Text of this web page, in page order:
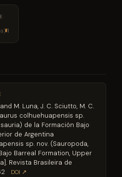
1
M. Luna, J. C. Sciutto, M. C.
colhuehuapensis sp.
de la Formación Bajo
de Argentina
sp. nov. (Sauropoda,
Barreal Formation, Upper
Revista Brasileira de
DOI ↗